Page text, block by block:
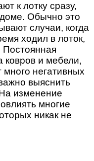
к лотку сразу,
доме. Обычно это
случаи, когда
ходил в лоток,
Постоянная
ковров и мебели,
много негативных
выяснить
изменение
многие
никак не